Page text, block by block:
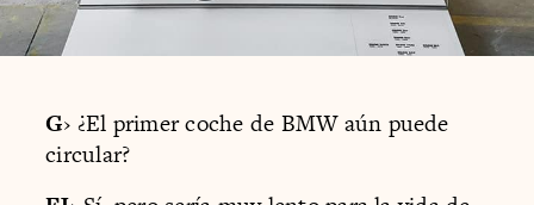
G› ¿El primer coche de BMW aún puede
circular?